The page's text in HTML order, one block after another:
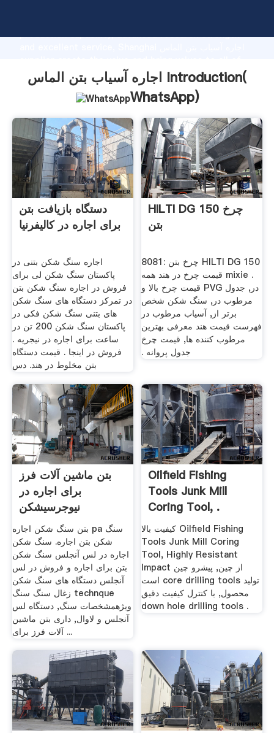
production capability, advanced research strength
customers.
اجاره آسیاب بتن الماس Introduction(
WhatsApp)
دستگاه بازیافت بتن
برای اجاره در کالیفرنیا
اجاره سنگ شکن بتنی در
پاکستان سنگ شکن لی برای
فروش در اجاره سنگ شکن بتن
در تمرکز دستگاه های سنگ شکن
های بتنی سنگ شکن فکی در
پاکستان سنگ شکن 200 تن در
ساعت برای اجاره در نیجریه .
فروش در اینجا . قیمت دستگاه
بتن مخلوط در هند. دس
HILTI DG 150 چرخ
بتن
‫HILTI DG 150 چرخ بتن :8081
. mixie قیمت چرخ در هند همه
در, جدول PVG قیمت چرخ بالا و
مرطوب در, سنگ شکن شخص
برتر از, آسیاب مرطوب در
فهرست قیمت هند معرفی بهترین
مرطوب کننده ها, قیمت چرخ
جدول پروانه .
بتن ماشین آلات فرز
برای اجاره در
نیوجرسیشکن
بتن سنگ شکن اجاره pa سنگ
شکن بتن اجاره. سنگ شکن
اجاره در لس آنجلس سنگ شکن
بتن برای اجاره و فروش در لس
آنجلس دستگاه های سنگ شکن
زغال سنگ سنگ technque
ویژهمشخصات سنگ, دستگاه لس
آنجلس و لاوال, داری بتن ماشین
آلات فرز برای ...
Oilfield Fishing
Tools Junk Mill
Coring Tool, .
کیفیت بالا Oilfield Fishing
Tools Junk Mill Coring
Tool, Highly Resistant
Impact از چین, پیشرو چین
است core drilling tools تولید
محصول, با کنترل کیفیت دقیق
down hole drilling tools .